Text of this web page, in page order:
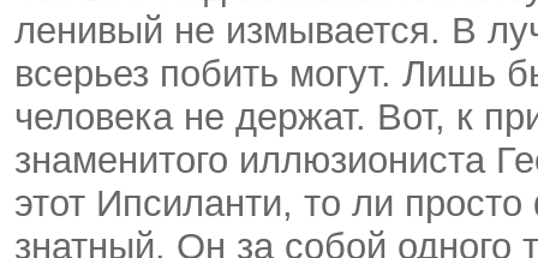
ленивый не измывается. В
всерьез побить могут. Лишь
человека не держат. Вот, к
знаменитого иллюзиониста
этот Ипсиланти, то ли
знатный. Он за собой одного